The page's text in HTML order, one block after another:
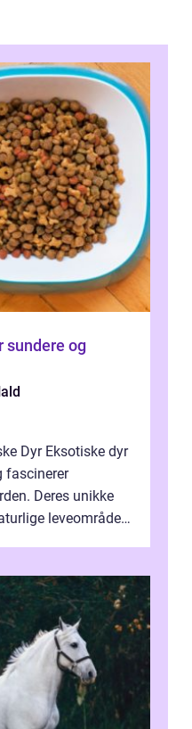
sundere og
Dyr Eksotiske dyr
fascinerer
Deres unikke
leveområder